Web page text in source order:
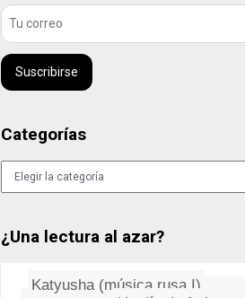
Suscribirse
Categorías
Categorías
¿Una lectura al azar?
Ir a Perfil de Sistema en un s...
Diez razones por las que me gu...
Katyusha (música rusa I)